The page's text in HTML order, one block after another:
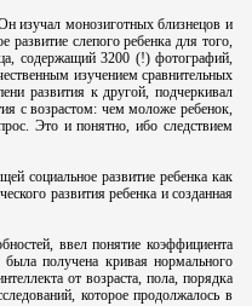
изучал монозиготных близнецов и
слепого ребенка для того,
содержащий 3200 (!) фотографий,
изучением сравнительных
развития к другой, подчеркивал
с возрастом: чем моложе ребенок,
Это и понятно, ибо следствием
социальное развитие ребенка как
развития ребенка и созданная
ввел понятие коэффициента
получена кривая нормального
от возраста, пола, порядка
которое продолжалось в